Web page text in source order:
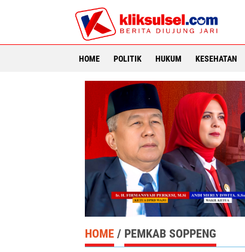
HOME POLITIK HUKUM KESEHATAN
HOME / PEMKAB SOPPENG